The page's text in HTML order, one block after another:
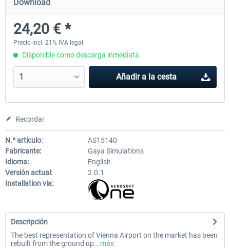
0,00 € *
Download
24,20 € *
Precio incl. 21% IVA legal
Disponible como descarga inmediata
Añadir a la cesta
Recordar
N.º artículo:
AS15140
Fabricante:
Gaya Simulations
Idioma:
English
Versión actual:
2.0.1
Installation via:
Descripción
The best representation of Vienna Airport on the market has been
rebuilt from the ground up...más